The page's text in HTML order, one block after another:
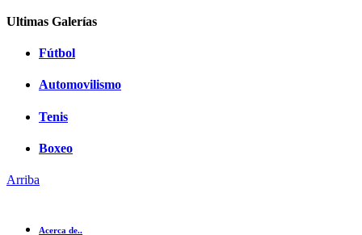
Ultimas Galerías
Fútbol
Automovilismo
Tenis
Boxeo
Arriba
Acerca de..